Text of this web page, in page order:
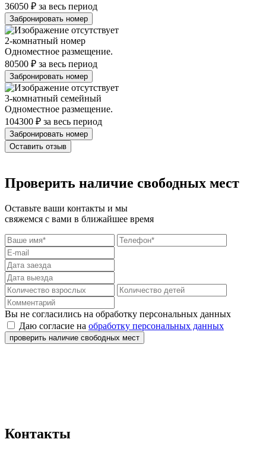
36050 ₽ за весь период
2-комнатный номер
Одноместное размещение.
80500 ₽ за весь период
3-комнатный семейный
Одноместное размещение.
104300 ₽ за весь период
Оставить отзыв
Проверить наличие свободных мест
Оставьте ваши контакты и мы
свяжемся с вами в ближайшее время
Вы не согласились на обработку персональных данных
Даю согласие на обработку персональных данных
проверить наличие свободных мест
Контакты